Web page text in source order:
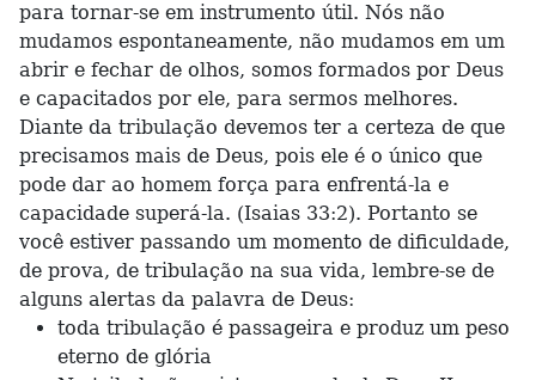
para tornar-se em instrumento útil. Nós não
mudamos espontaneamente, não mudamos em um
abrir e fechar de olhos, somos formados por Deus
e capacitados por ele, para sermos melhores.
Diante da tribulação devemos ter a certeza de que
precisamos mais de Deus, pois ele é o único que
pode dar ao homem força para enfrentá-la e
capacidade superá-la. (Isaias 33:2). Portanto se
você estiver passando um momento de dificuldade,
de prova, de tribulação na sua vida, lembre-se de
alguns alertas da palavra de Deus:
toda tribulação é passageira e produz um peso
eterno de glória